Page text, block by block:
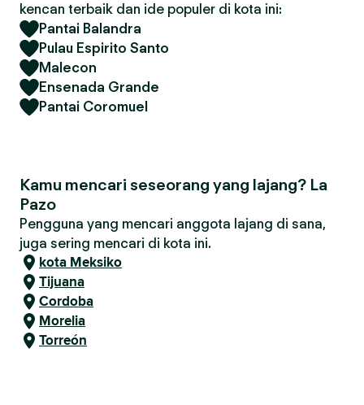
kencan terbaik dan ide populer di kota ini:
Pantai Balandra
Pulau Espirito Santo
Malecon
Ensenada Grande
Pantai Coromuel
Kamu mencari seseorang yang lajang? La
Pazo
Pengguna yang mencari anggota lajang di sana,
juga sering mencari di kota ini.
kota Meksiko
Tijuana
Cordoba
Morelia
Torreón